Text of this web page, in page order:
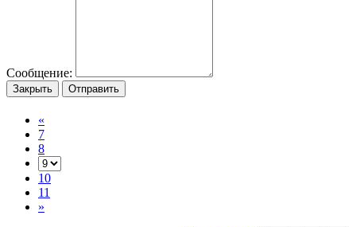
Сообщение:
Закрыть Отправить
«
7
8
10
11
»